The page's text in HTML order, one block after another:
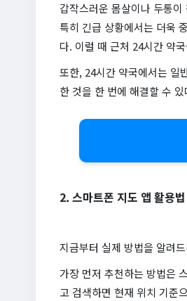
갑작스러운 몸살이나 두통
특히 긴급 상황에서는 더욱
다. 이럴 때 근처 24시간 약
또한, 24시간 약국에서는 일
한 것을 한 번에 해결할 수
2. 스마트폰 지도 앱 활용법
지금부터 실제 방법을 알려
가장 먼저 추천하는 방법은
고 검색하면 현재 위치 기준